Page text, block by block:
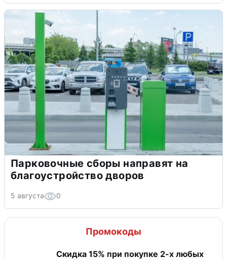
Парковочные сборы направят на
благоустройство дворов
5 августа 0
Промокоды
Скидка 15% при покупке 2-х любых